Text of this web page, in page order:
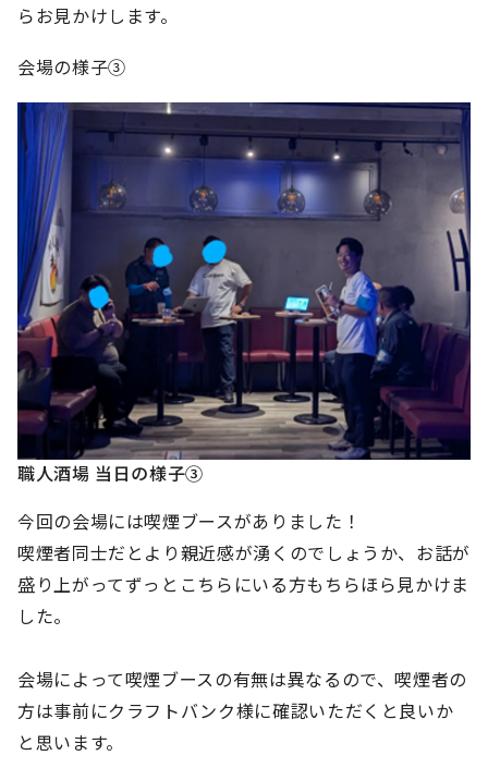
らお見かけします。
会場の様子③
職人酒場 当日の様子③
今回の会場には喫煙ブースがありました！
喫煙者同士だとより親近感が湧くのでしょうか、お話が
盛り上がってずっとこちらにいる方もちらほら見かけま
した。
会場によって喫煙ブースの有無は異なるので、喫煙者の
方は事前にクラフトバンク様に確認いただくと良いか
と思います。